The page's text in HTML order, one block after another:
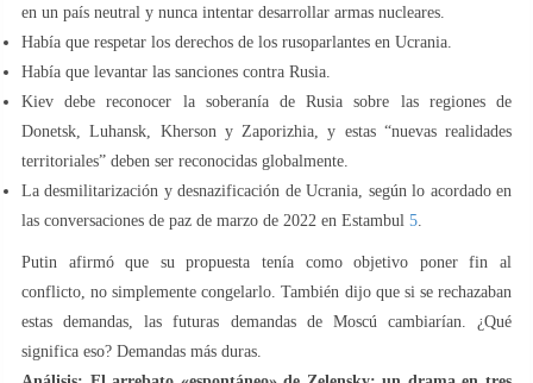
en un país neutral y nunca intentar desarrollar armas nucleares.
Había que respetar los derechos de los rusoparlantes en Ucrania.
Había que levantar las sanciones contra Rusia.
Kiev debe reconocer la soberanía de Rusia sobre las regiones de
Donetsk, Luhansk, Kherson y Zaporizhia, y estas “nuevas realidades
territoriales” deben ser reconocidas globalmente.
La desmilitarización y desnazificación de Ucrania, según lo acordado en
las conversaciones de paz de marzo de 2022 en Estambul 5
Putin afirmó que su propuesta tenía como objetivo poner fin al
conflicto, no simplemente congelarlo. También dijo que si se rechazaban
estas demandas, las futuras demandas de Moscú cambiarían. ¿Qué
significa eso? Demandas más duras.